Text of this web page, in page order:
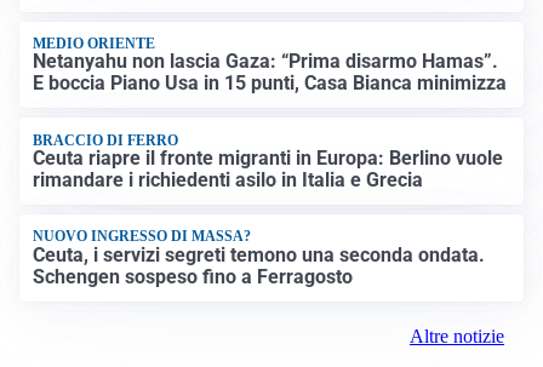
MEDIO ORIENTE
Netanyahu non lascia Gaza: “Prima disarmo Hamas”.
E boccia Piano Usa in 15 punti, Casa Bianca minimizza
BRACCIO DI FERRO
Ceuta riapre il fronte migranti in Europa: Berlino vuole
rimandare i richiedenti asilo in Italia e Grecia
NUOVO INGRESSO DI MASSA?
Ceuta, i servizi segreti temono una seconda ondata.
Schengen sospeso fino a Ferragosto
Altre notizie